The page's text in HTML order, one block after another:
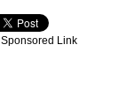
Sponsored Link